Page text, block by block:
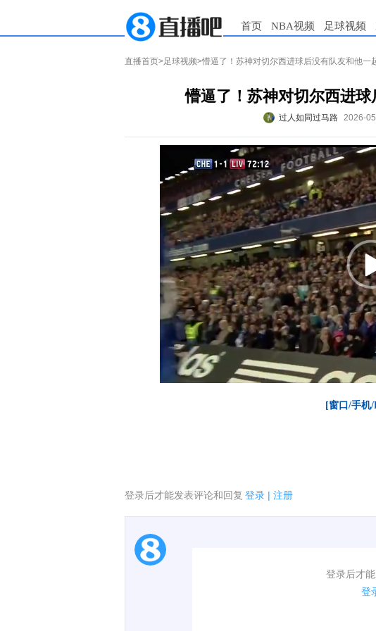
首页 NBA视频 足球视频
直播首页>足球视频>懵逼了！苏神对切尔西进球后没有队友和他一
懵逼了！苏神对切尔西进
过人如同过马路 2026-
[窗口/手机/
登录后才能发表评论和回复 登录 | 注册
登录后才
登
1.电脑端新用户可以发表评论了！